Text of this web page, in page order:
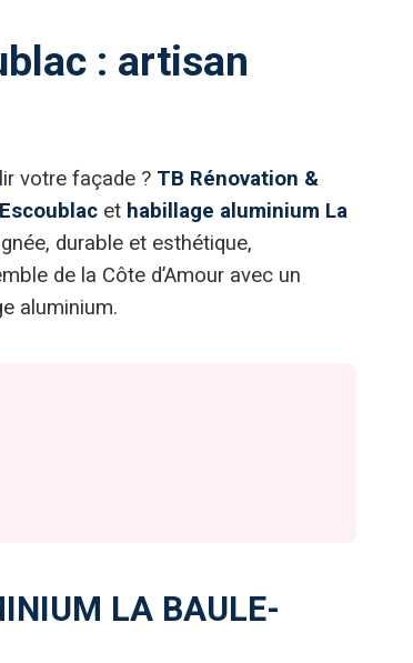
: artisan
votre façade ? TB Rénovation &
et habillage aluminium La
durable et esthétique,
de la Côte d’Amour avec un
aluminium.
LA BAULE-